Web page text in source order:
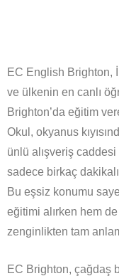
EC English Brighton,
ve ülkenin en canlı
Brighton’da eğitim
Okul, okyanus
ünlü alışveriş
sadece birkaç
Bu eşsiz konumu
eğitimi alırken hem
zenginlikten tam
EC Brighton, çağdaş